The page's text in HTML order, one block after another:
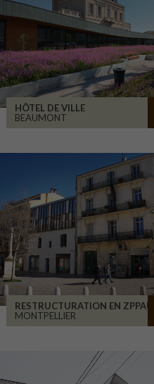
HÔTEL DE VILLE
BEAUMONT
RESTRUCTURATION EN ZPPAUP
MONTPELLIER